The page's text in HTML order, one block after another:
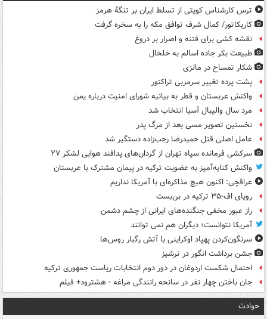
ترس کارشناس کویتی از تسلط ایران بر تنگۀ هرمز
کاریکاتور/ کمال شرف توافق مکه را به سخره گرفت
نقشه کشی برای فتنه و اصرار بر دروغ
طبیعت بکر جاده اسالم به خلخال
شکار تمساح در مالزی
پشت پرده تغییر سرمربی تراکتور
واکنش عربستان و قطر به بیانیه شورای امنیت درباره یمن
مرد سال والیبال آسیا انتخاب شد
نخستین تصویر مسی بعد از مرگ پدر
عامل اصلی قتل حمیدرضا رجب‌زاده دستگیر شد
سرکشی فرمانده سپاه تهران از گردان‌های پدافند هوایی لشکر ۲۷
واکنش کنایه‌آمیز به عضویت ترکیه در پیمان مشترک با عربستان
عراقچی: اکنون هیچ مذاکره‌ای با آمریکا نداریم
رویای اف-۳۵ ترکیه در بن‌بست
راز عبور مخفی جنگنده‌های ایرانی از چشم دشمن
آمریکا نتوانست؛ دیگران هم نمی توانند
سرنگون‌کردن پهپاد اوکراینی با آتش رگبار روس‌ها
جشن برداشت انگور در ترشیز
احتمال شکست اردوغان در دور دوم انتخابات ریاست جمهوری ترکیه
جان باختن چهار نفر در سانحه رانندگی مراغه - هشترود+ فیلم
حوادث